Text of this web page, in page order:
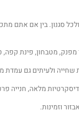
סגנון. בין אם אתם
מטבחון, פינת קפה,
ולעיתים גם עמדת
מלאה, חנייה
וזמינות.